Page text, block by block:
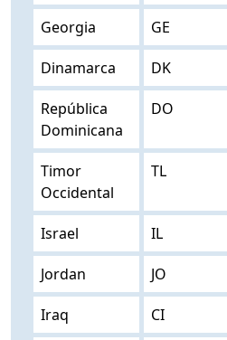
Georgia GE
Dinamarca DK
República
Dominicana
DO
Timor
Occidental
TL
Israel IL
Jordan JO
Iraq CI